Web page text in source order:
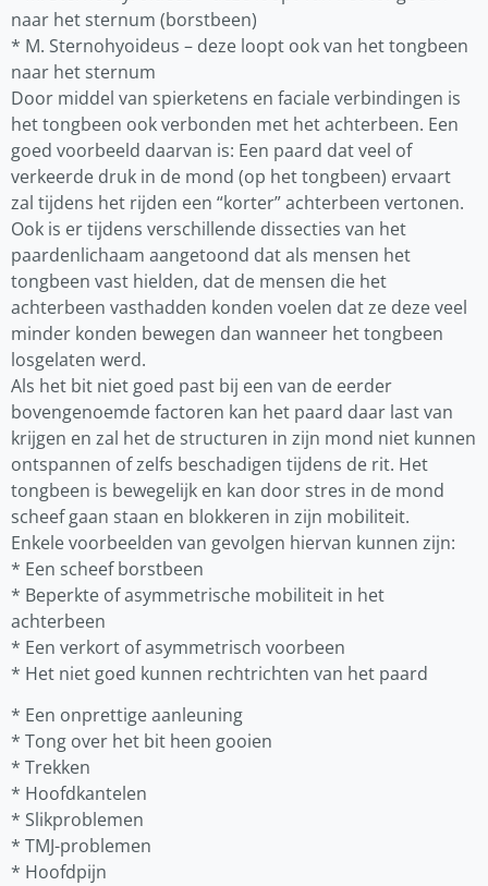
naar het sternum (borstbeen)
* M. Sternohyoideus – deze loopt ook van het tongbeen
naar het sternum
Door middel van spierketens en faciale verbindingen is
het tongbeen ook verbonden met het achterbeen. Een
goed voorbeeld daarvan is: Een paard dat veel of
verkeerde druk in de mond (op het tongbeen) ervaart
zal tijdens het rijden een “korter” achterbeen vertonen.
Ook is er tijdens verschillende dissecties van het
paardenlichaam aangetoond dat als mensen het
tongbeen vast hielden, dat de mensen die het
achterbeen vasthadden konden voelen dat ze deze veel
minder konden bewegen dan wanneer het tongbeen
losgelaten werd.
Als het bit niet goed past bij een van de eerder
bovengenoemde factoren kan het paard daar last van
krijgen en zal het de structuren in zijn mond niet kunnen
ontspannen of zelfs beschadigen tijdens de rit. Het
tongbeen is bewegelijk en kan door stres in de mond
scheef gaan staan en blokkeren in zijn mobiliteit.
Enkele voorbeelden van gevolgen hiervan kunnen zijn:
* Een scheef borstbeen
* Beperkte of asymmetrische mobiliteit in het
achterbeen
* Een verkort of asymmetrisch voorbeen
* Het niet goed kunnen rechtrichten van het paard
* Een onprettige aanleuning
* Tong over het bit heen gooien
* Trekken
* Hoofdkantelen
* Slikproblemen
* TMJ-problemen
* Hoofdpijn